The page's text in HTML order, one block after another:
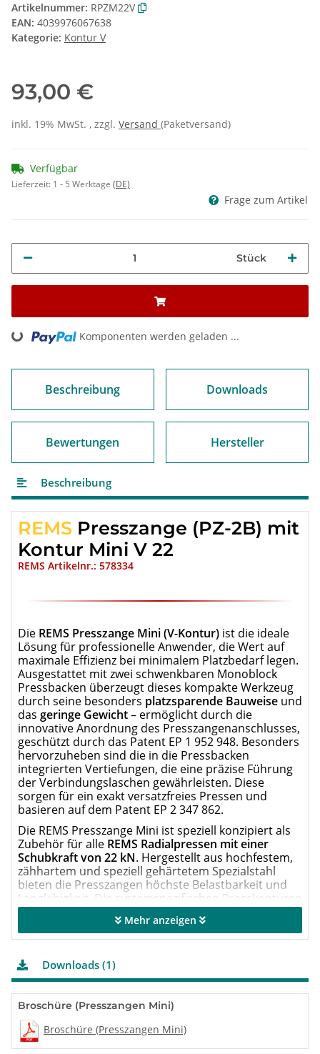
Artikelnummer: RPZM22V
EAN: 4039976067638
Kategorie: Kontur V
93,00 €
inkl. 19% MwSt. , zzgl. Versand (Paketversand)
Verfügbar
Lieferzeit: 1 - 5 Werktage (DE)
Frage zum Artikel
Stück
Komponenten werden geladen ...
Beschreibung Downloads
Bewertungen Hersteller
Beschreibung
REMS Presszange (PZ-2B) mit
Kontur Mini V 22
REMS Artikelnr.: 578334
Die REMS Presszange Mini (V-Kontur) ist die ideale
Lösung für professionelle Anwender, die Wert auf
maximale Effizienz bei minimalem Platzbedarf legen.
Ausgestattet mit zwei schwenkbaren Monoblock
Pressbacken überzeugt dieses kompakte Werkzeug
durch seine besonders platzsparende Bauweise und
das geringe Gewicht– ermöglicht durch die
innovative Anordnung des Presszangenanschlusses,
geschützt durch das Patent EP 1 952 948. Besonders
hervorzuheben sind die in die Pressbacken
integrierten Vertiefungen, die eine präzise Führung
der Verbindungslaschen gewährleisten. Diese
sorgen für ein exakt versatzfreies Pressen und
basieren auf dem Patent EP 2 347 862.
Die REMS Presszange Mini ist speziell konzipiert als
Zubehör für alle REMS Radialpressen mit einer
Schubkraft von 22 kN. Hergestellt aus hochfestem,
zähhartem und speziell gehärtetem Spezialstahl
bieten die Presszangen höchste Belastbarkeit und
Langlebigkeit. Die systemspezifischen Presskonturen
der REMS Presszangen entsprechen exakt den
Anforderungen der jeweiligen Pressfitting-Systeme.
Das garantiert ein sicheres,systemkonformes
dauerhafte Dichtheit von Rohrverbindungen.
Dank modernster CNC-Bearbeitungstechnologie
sind die Presskonturen hochpräzise gefertigt und
maschinell exakt ausgerundet
resultierenden minimalen Fertigungstoleranzen
ermöglichen eine gleichbleibend hohe
Mehr anzeigen
Downloads (1)
Broschüre (Presszangen Mini)
Broschüre (Presszangen Mini)